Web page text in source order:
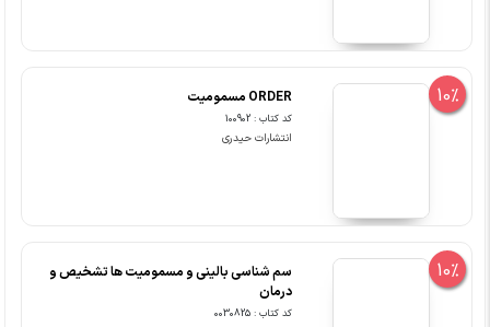
10% ORDER مسمومیت
کد کتاب : 100902
انتشارات حیدری
10%
سم شناسی بالینی و مسمومیت ها تشخیص و
درمان
کد کتاب : 0030825